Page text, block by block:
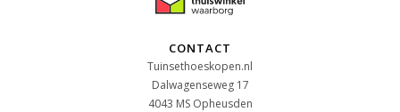
CONTACT
Tuinsethoeskopen.nl
Dalwagenseweg 17
4043 MS Opheusden